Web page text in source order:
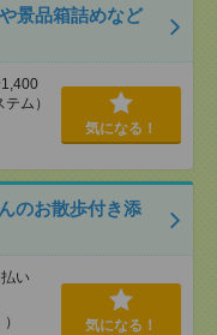
景品箱詰めなど
ム）
気になる！
のお散歩付き添
い
気になる！